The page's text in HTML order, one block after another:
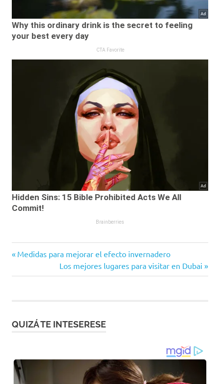
Navegación
de
Entrada
Medidas para mejorar el efecto invernadero
Siguiente
entrada:
Los mejores lugares para visitar en Dubai
QUIZÁ TE INTESERESE